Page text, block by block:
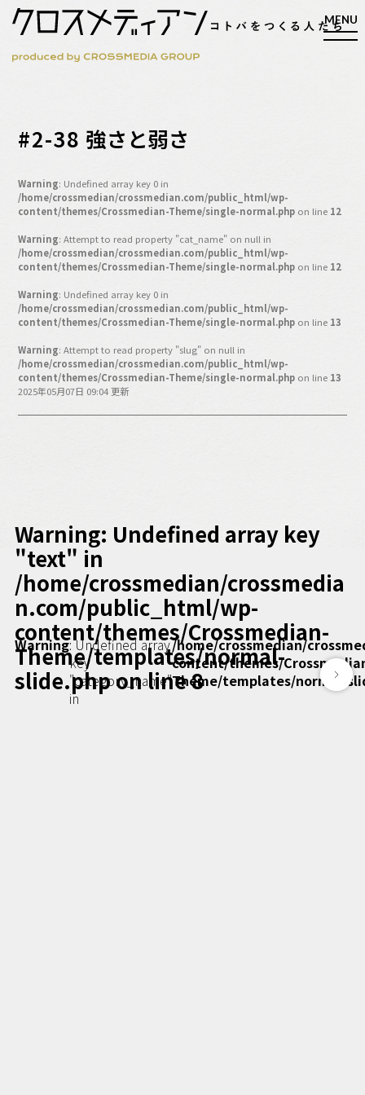
マガジン
新刊ができるまで
EVENT
MY WORK
編集4.0
人間主義的経営
バックオフィス
その他
ビジネスアスリートのための
コンディショニング
編集4.0
その他
ラジオ
Podcast番組
「ビジネス・ブック・アカデミー」
Podcast番組
#2-38 強さと弱さ
Warning: Undefined array key 0 in
/home/crossmedian/crossmedian.com/public_html/wp-
content/themes/Crossmedian-Theme/single-normal.php on line 12
Warning: Attempt to read property "cat_name" on null in
/home/crossmedian/crossmedian.com/public_html/wp-
content/themes/Crossmedian-Theme/single-normal.php on line 12
Warning: Undefined array key 0 in
/home/crossmedian/crossmedian.com/public_html/wp-
content/themes/Crossmedian-Theme/single-normal.php on line 13
Warning: Attempt to read property "slug" on null in
/home/crossmedian/crossmedian.com/public_html/wp-
content/themes/Crossmedian-Theme/single-normal.php on line 13
2025年05月07日 09:04 更新
Warning: Undefined array key
"text" in
/home/crossmedian/crossmedia
n.com/public_html/wp-
content/themes/Crossmedian-
Theme/templates/normal-
slide.phpon line8
Warning: Undefined array
key
"category_name"
in
/home/crossmedian/
content/themes/
Theme/templates/normal-